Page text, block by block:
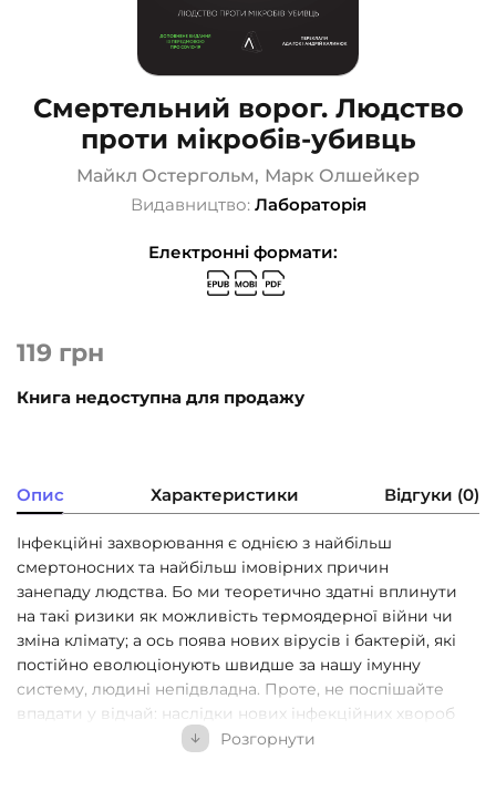
Смертельний ворог. Людство
проти мікробів-убивць
Майкл Остергольм, Марк Олшейкер
Видавництво: Лабораторія
Електронні формати:
119 грн
Книга недоступна для продажу
Опис Характеристики Відгуки (0)
Інфекційні захворювання є однією з найбільш
смертоносних та найбільш імовірних причин
занепаду людства. Бо ми теоретично здатні вплинути
на такі ризики як можливість термоядерної війни чи
зміна клімату; а ось поява нових вірусів і бактерій, які
постійно еволюціонують швидше за нашу імунну
систему, людині непідвладна. Проте, не поспішайте
впадати у відчай: наслідки нових інфекційних хвороб
можна звести до мінімуму, якщо знати, як до них
Розгорнути